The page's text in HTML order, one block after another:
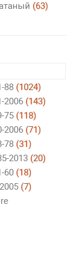
(63)
88 (1024)
2006 (143)
75 (118)
2006 (71)
78 (31)
2013 (20)
60 (18)
(7)